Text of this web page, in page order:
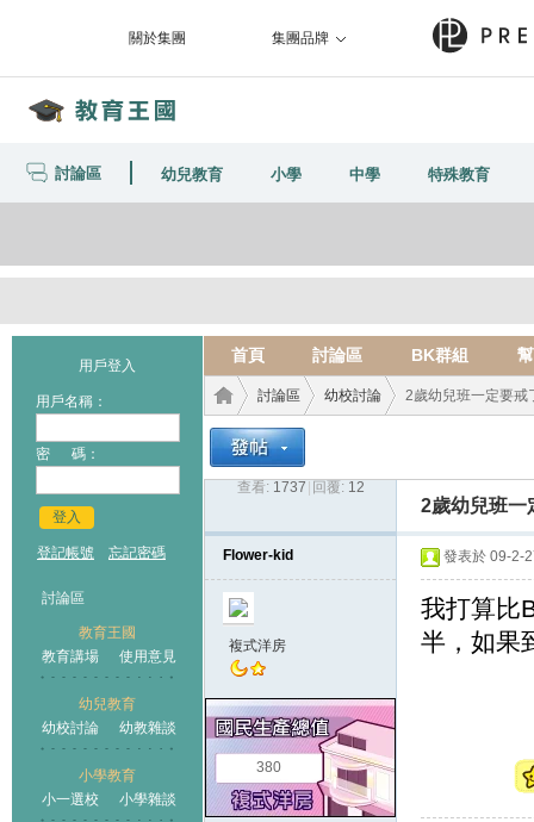
關於集團 集團品牌
討論區 幼兒教育 小學 中學 特殊教育
用戶登入
用戶名稱：
密 碼：
登入
登記帳號 忘記密碼
討論區
教育王國
教育講場
使用意見
幼兒教育
幼校討論
幼教雜談
小學教育
小一選校
小學雜談
首頁 討論區 BK群組
王國
›
討論區
›
幼校討論 2歲幼兒班一定要戒
查看: 1737 回覆: 12
2歲幼兒班一
Flower-kid
複式洋房
380
發表於 09-2-
我打算比
半，如果